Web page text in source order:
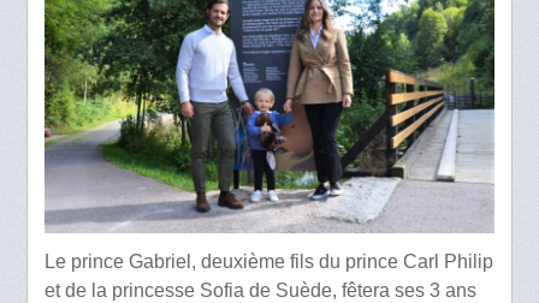
Le prince Gabriel, deuxième fils du prince Carl Philip
et de la princesse Sofia de Suède, fêtera ses 3 ans